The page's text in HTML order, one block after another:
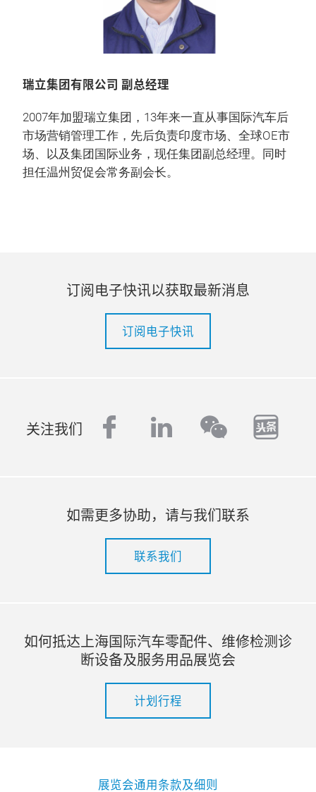
瑞立集团有限公司 副总经理
2007年加盟瑞立集团，13年来一直从事国际汽车后
市场营销管理工作，先后负责印度市场、全球OE市
场、以及集团国际业务，现任集团副总经理。同时
担任温州贸促会常务副会长。
订阅电子快讯以获取最新消息
订阅电子快讯
关注我们 facebook
linkedinwechat
如需更多协助，请与我们联系
联系我们
如何抵达上海国际汽车零配件、维修检测诊
断设备及服务用品展览会
计划行程
展览会通用条款及细则